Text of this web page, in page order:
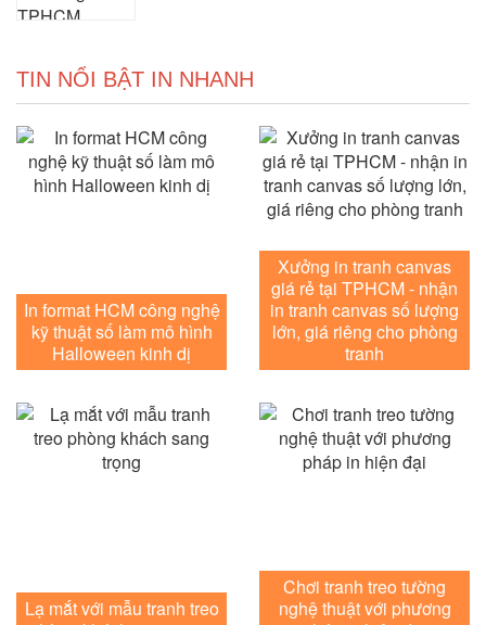
TIN NỔI BẬT IN NHANH
In format HCM công nghệ
kỹ thuật số làm mô hình
Halloween kinh dị
Xưởng in tranh canvas
giá rẻ tại TPHCM - nhận
in tranh canvas số lượng
lớn, giá riêng cho phòng
tranh
Lạ mắt với mẫu tranh treo
Chơi tranh treo tường
nghệ thuật với phương